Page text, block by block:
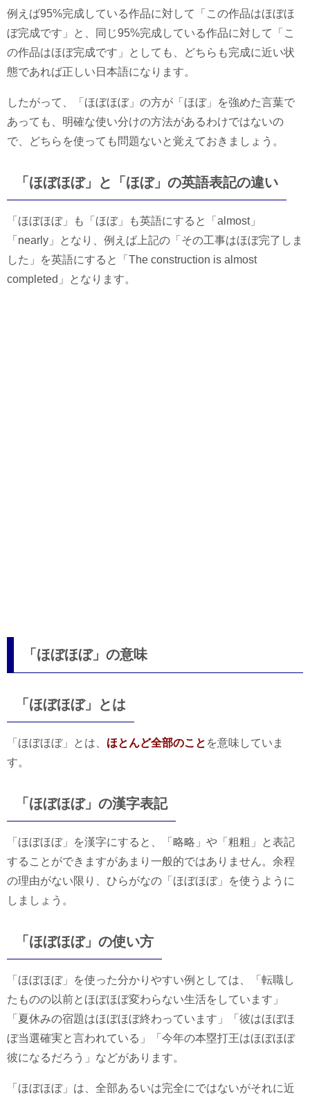
例えば95%完成している作品に対して「この作品はほぼほ
ぼ完成です」と、同じ95%完成している作品に対して「こ
の作品はほぼ完成です」としても、どちらも完成に近い状
態であれば正しい日本語になります。
したがって、「ほぼほぼ」の方が「ほぼ」を強めた言葉で
あっても、明確な使い分けの方法があるわけではないの
で、どちらを使っても問題ないと覚えておきましょう。
「ほぼほぼ」と「ほぼ」の英語表記の違い
「ほぼほぼ」も「ほぼ」も英語にすると「almost」
「nearly」となり、例えば上記の「その工事はほぼ完了しま
した」を英語にすると「The construction is almost
completed」となります。
「ほぼほぼ」の意味
「ほぼほぼ」とは
「ほぼほぼ」とは、 ほとんど全部のこと を意味していま
す。
「ほぼほぼ」の漢字表記
「ほぼほぼ」を漢字にすると、「略略」や「粗粗」と表記
することができますがあまり一般的ではありません。余程
の理由がない限り、ひらがなの「ほぼほぼ」を使うように
しましょう。
「ほぼほぼ」の使い方
「ほぼほぼ」を使った分かりやすい例としては、「転職し
たものの以前とほぼほぼ変わらない生活をしています」
「夏休みの宿題はほぼほぼ終わっています」「彼はほぼほ
ぼ当選確実と言われている」「今年の本塁打王はほぼほぼ
彼になるだろう」などがあります。
「ほぼほぼ」は、全部あるいは完全にではないがそれに近